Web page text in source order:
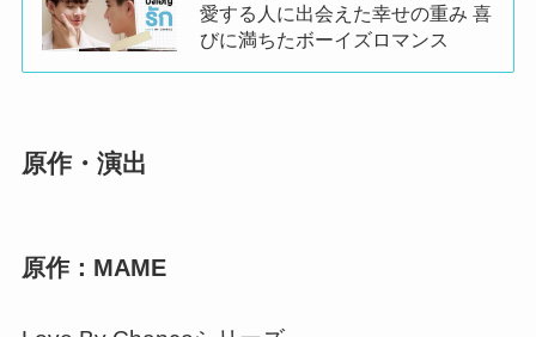
愛する人に出会えた幸せの重み 喜
びに満ちたボーイズロマンス
原作・演出
原作：MAME